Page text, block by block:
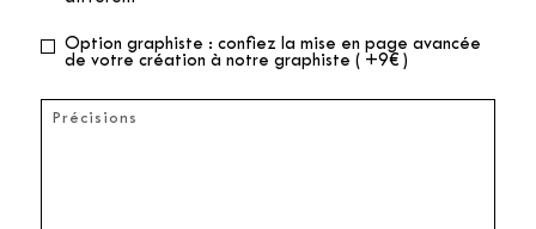
Option graphiste : confiez la mise en page avancée
de votre création à notre graphiste ( +9€ )